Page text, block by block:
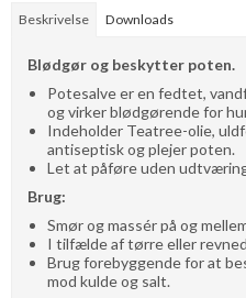
Beskrivelse Downloads
Blødgør og beskytter poten.
Potesalve er en fedtet,
og virker blødgørende for
Indeholder Teatree-olie,
antiseptisk og plejer poten.
Let at påføre uden
Brug:
Smør og massér på og
I tilfælde af tørre eller
Brug forebyggende for at
mod kulde og salt.